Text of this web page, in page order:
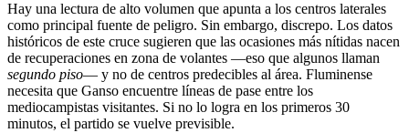
Hay una lectura de alto volumen que apunta a los centros laterales
como principal fuente de peligro. Sin embargo, discrepo. Los datos
históricos de este cruce sugieren que las ocasiones más nítidas nacen
de recuperaciones en zona de volantes —eso que algunos llaman
segundo piso— y no de centros predecibles al área. Fluminense
necesita que Ganso encuentre líneas de pase entre los
mediocampistas visitantes. Si no lo logra en los primeros 30
minutos, el partido se vuelve previsible.